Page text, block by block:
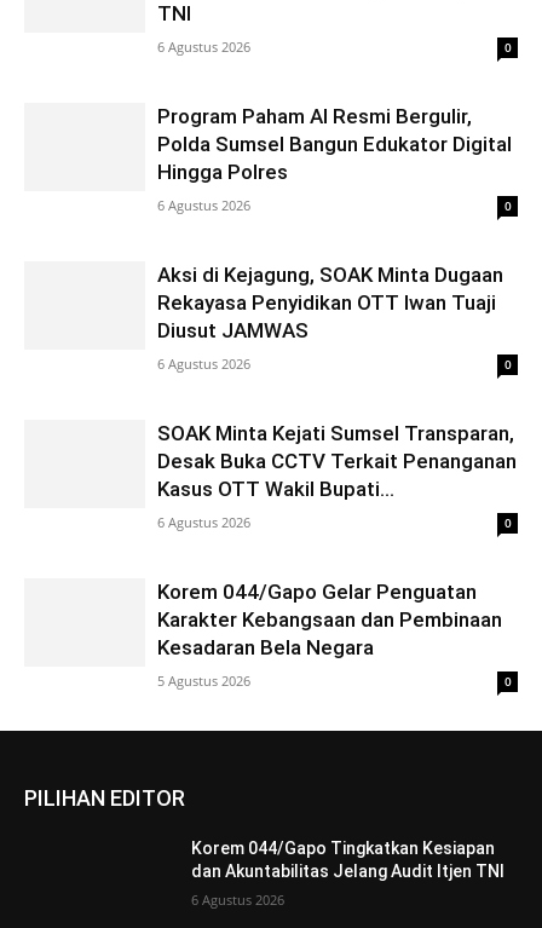
TNI
6 Agustus 2026 0
Program Paham AI Resmi Bergulir,
Polda Sumsel Bangun Edukator Digital
Hingga Polres
6 Agustus 2026 0
Aksi di Kejagung, SOAK Minta Dugaan
Rekayasa Penyidikan OTT Iwan Tuaji
Diusut JAMWAS
6 Agustus 2026 0
SOAK Minta Kejati Sumsel Transparan,
Desak Buka CCTV Terkait Penanganan
Kasus OTT Wakil Bupati...
6 Agustus 2026 0
Korem 044/Gapo Gelar Penguatan
Karakter Kebangsaan dan Pembinaan
Kesadaran Bela Negara
5 Agustus 2026 0
PILIHAN EDITOR
Korem 044/Gapo Tingkatkan Kesiapan
dan Akuntabilitas Jelang Audit Itjen TNI
6 Agustus 2026